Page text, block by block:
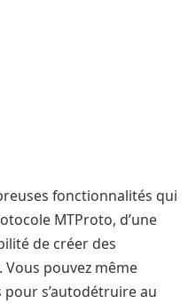
fonctionnalités qui
MTProto, d’une
de créer des
pouvez même
s’autodétruire au